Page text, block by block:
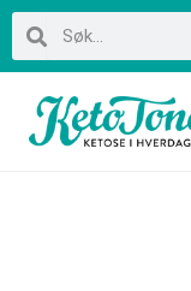
Skip
content
SearchSearch